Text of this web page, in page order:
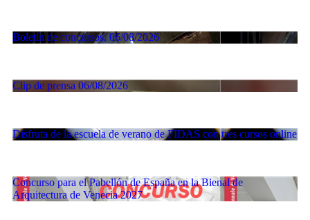
Boletín de concursos, 06/08/2026
Clip de prensa 06/08/2026
Disfruta de la escuela de verano de FIDAS con tres cursos online
Concurso para el Pabellón de España en la Bienal de
Arquitectura de Venecia 2027